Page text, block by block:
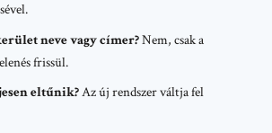
neve vagy címer?Nem, csak a
frissül.
eltűnik?Az új rendszer váltja fel